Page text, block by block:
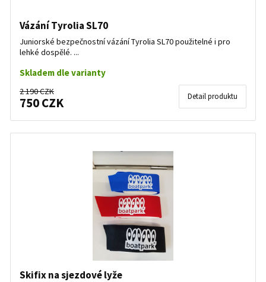
Vázání Tyrolia SL70
Juniorské bezpečnostní vázání Tyrolia SL70 použitelné i pro
lehké dospělé. ...
Skladem dle varianty
2 190 CZK
750 CZK Detail produktu
Skifix na sjezdové lyže